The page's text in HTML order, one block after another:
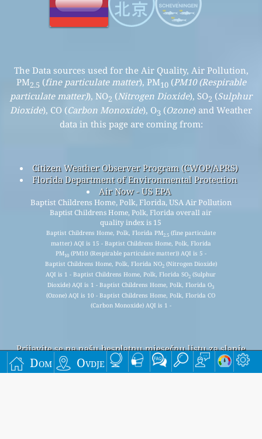
Dom Ovdje
The Data sources used for the Air Quality, Air Pollution,
PM2.5 (fine particulate matter), PM10(PM10 (Respirable
particulate matter)), NO2 (Nitrogen Dioxide), SO2 (Sulphur
Dioxide), CO (Carbon Monoxide), O3 (Ozone) and Weather
data in this page are coming from:
Citizen Weather Observer Program (CWOP/APRS)
Florida Department of Environmental Protection
Air Now - US EPA
Baptist Childrens Home, Polk, Florida, USA Air Pollution
Baptist Childrens Home, Polk, Florida overall air
quality index is 15
Baptist Childrens Home, Polk, Florida PM2.5(fine particulate
matter) AQI is 15 - Baptist Childrens Home, Polk, Florida
PM10(PM10 (Respirable particulate matter)) AQI is 5 -
Baptist Childrens Home, Polk, Florida NO2(Nitrogen Dioxide)
AQI is 1 - Baptist Childrens Home, Polk, Florida SO2 (Sulphur
Dioxide) AQI is 1 - Baptist Childrens Home, Polk, Florida O3
(Ozone) AQI is 10 - Baptist Childrens Home, Polk, Florida CO
(Carbon Monoxide) AQI is 1 -
Prijavite se na našu besplatnu mjesečnu listu za slanje
e-pošte i primajte obavijesti kada budu dostupni novi
članci.